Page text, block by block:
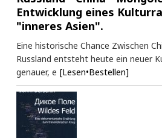
Entwicklung eines
"inneres Asien".
Eine historische Chance Zwischen
Russland entsteht heute ein neuer
genauer, e [Lesen•Bestellen]